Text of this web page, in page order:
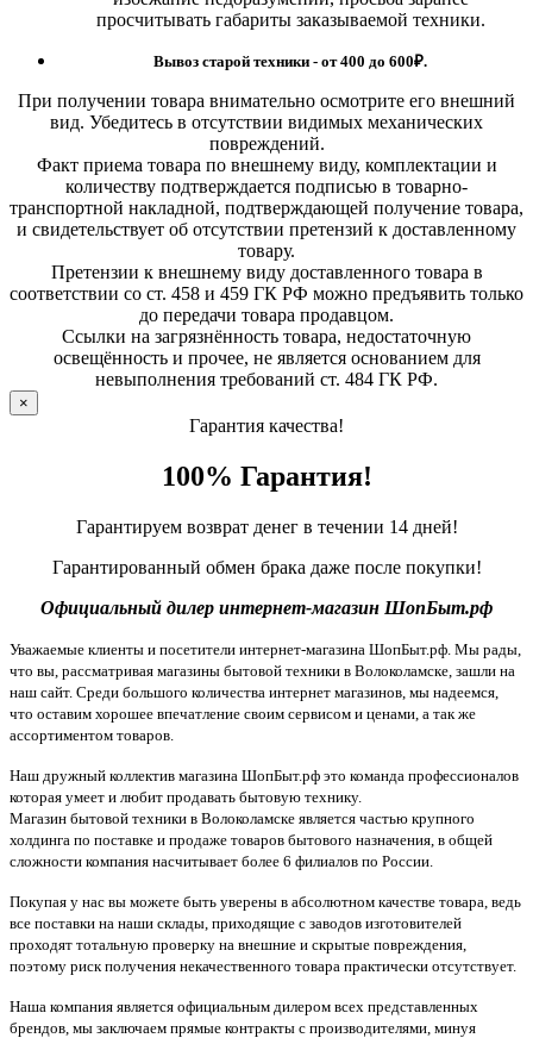
просчитывать габариты заказываемой техники.
Вывоз старой техники - от 400 до 600₽.
При получении товара внимательно осмотрите его внешний
вид. Убедитесь в отсутствии видимых механических
повреждений.
Факт приема товара по внешнему виду, комплектации и
количеству подтверждается подписью в товарно-
транспортной накладной, подтверждающей получение товара,
и свидетельствует об отсутствии претензий к доставленному
товару.
Претензии к внешнему виду доставленного товара в
соответствии со ст. 458 и 459 ГК РФ можно предъявить только
до передачи товара продавцом.
Ссылки на загрязнённость товара, недостаточную
освещённость и прочее, не является основанием для
невыполнения требований ст. 484 ГК РФ.
×
Гарантия качества!
100% Гарантия!
Гарантируем возврат денег в течении 14 дней!
Гарантированный обмен брака даже после покупки!
Официальный дилер интернет-магазин ШопБыт.рф
Уважаемые клиенты и посетители интернет-магазина ШопБыт.рф. Мы рады,
что вы, рассматривая магазины бытовой техники в Волоколамске, зашли на
наш сайт. Среди большого количества интернет магазинов, мы надеемся,
что оставим хорошее впечатление своим сервисом и ценами, а так же
ассортиментом товаров.
Наш дружный коллектив магазина ШопБыт.рф это команда профессионалов
которая умеет и любит продавать бытовую технику.
Магазин бытовой техники в Волоколамске является частью крупного
холдинга по поставке и продаже товаров бытового назначения, в общей
сложности компания насчитывает более 6 филиалов по России.
Покупая у нас вы можете быть уверены в абсолютном качестве товара, ведь
все поставки на наши склады, приходящие с заводов изготовителей
проходят тотальную проверку на внешние и скрытые повреждения,
поэтому риск получения некачественного товара практически отсутствует.
Наша компания является официальным дилером всех представленных
брендов, мы заключаем прямые контракты с производителями, минуя